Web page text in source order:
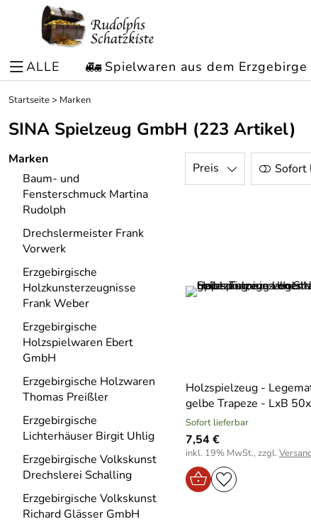
ALLE Spielwaren aus dem Erzgebirge
Startseite> Marken
SINA Spielzeug GmbH (223 Artikel)
Marken
Baum- und
Fensterschmuck Martina
Rudolph
Drechslermeister Frank
Vorwerk
Erzgebirgische
Holzkunsterzeugnisse
Frank Weber
Erzgebirgische
Holzspielwaren Ebert
GmbH
Erzgebirgische Holzwaren
Thomas Preißler
Erzgebirgische
Lichterhäuser Birgit Uhlig
Erzgebirgische Volkskunst
Drechslerei Schalling
Erzgebirgische Volkskunst
Richard Glässer GmbH
Preis Sofort
Holzspielzeug -
gelbe Trapeze - LxB
Sofort lieferbar
7,54 €
inkl. 19% MwSt., zzgl.